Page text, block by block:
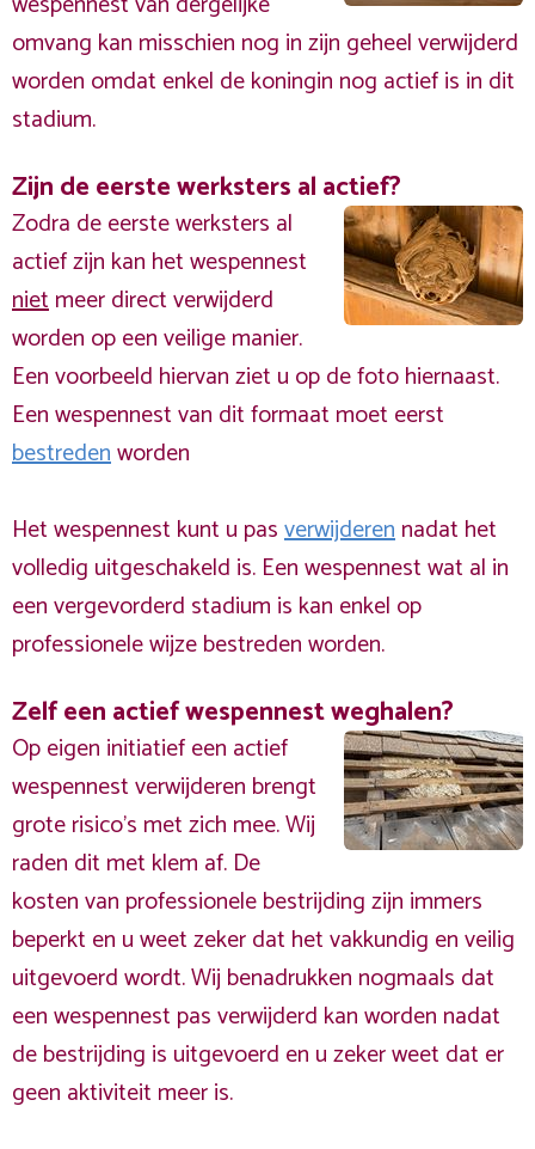
omvang kan misschien nog in zijn geheel verwijderd
worden omdat enkel de koningin nog actief is in dit
stadium.
Zijn de eerste werksters al actief?
Zodra de eerste werksters al
actief zijn kan het wespennest
nietmeer direct verwijderd
worden op een veilige manier.
Een voorbeeld hiervan ziet u op de foto hiernaast.
Een wespennest van dit formaat moet eerst
bestredenworden
Het wespennest kunt u pasverwijderennadat het
volledig uitgeschakeld is. Een wespennest wat al in
een vergevorderd stadium is kan enkel op
professionele wijze bestreden worden.
Zelf een actief wespennest weghalen?
Op eigen initiatief een actief
wespennest verwijderen brengt
grote risico’s met zich mee. Wij
raden dit met klem af. De
kosten van professionele bestrijding zijn immers
beperkt en u weet zeker dat het vakkundig en veilig
uitgevoerd wordt. Wij benadrukken nogmaals dat
een wespennest pas verwijderd kan worden nadat
de bestrijding is uitgevoerd en u zeker weet dat er
geen aktiviteit meer is.